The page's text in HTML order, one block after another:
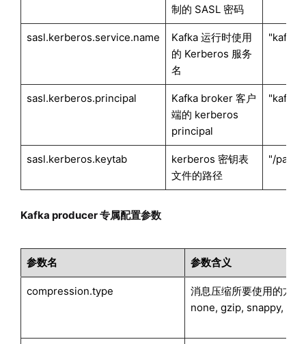
制的 SASL 密码
sasl.kerberos.service.name
Kafka 运行时使用
的 Kerberos 服务
名
sasl.kerberos.principal
Kafka broker 客户
端的 kerberos
principal
sasl.kerberos.keytab
kerberos 密钥表
文件的路径
"/
Kafka producer 专属配置参数
参数名 参数含义
compression.type
消息压缩所要使用的方法
none, gzip, snappy, lz4,